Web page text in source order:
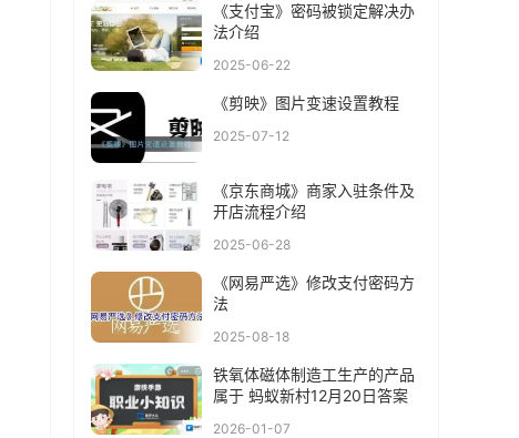
《支付宝》密码被锁定解决办
法介绍
2025-06-22
《剪映》图片变速设置教程
2025-07-12
《京东商城》商家入驻条件及
开店流程介绍
2025-06-28
《网易严选》修改支付密码方
法
2025-08-18
铁氧体磁体制造工生产的产品
属于 蚂蚁新村12月20日答案
2026-01-07